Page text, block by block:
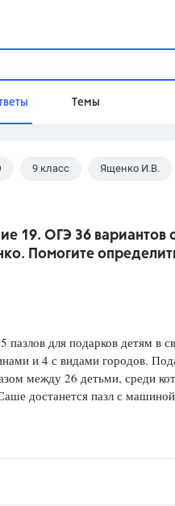
Темы
Домашнее задание
Разумовская М.М.,
Рудзитис Г.Е.,
Цветков Л. А.
9 класс Ященко И.В.
19. ОГЭ 36 вариантов
Помогите
пазлов для подарков детям в
и 4 с видами городов.
между 26 детьми, среди
достанется пазл с